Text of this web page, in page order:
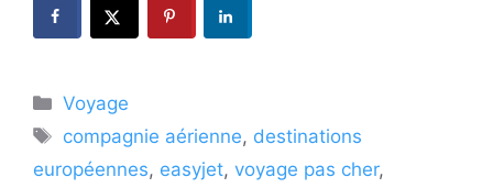
Catégories
Voyage
Étiquettes
compagnie aérienne, destinations
européennes, easyjet, voyage pas cher,